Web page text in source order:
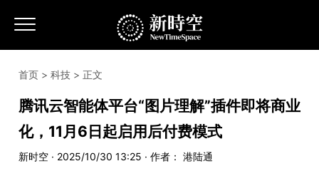
首页 > 科技 > 正文
腾讯云智能体平台“图片理解”插件即将商业
化，11月6日起启用后付费模式
新时空 · 2025/10/30 13:25 · 作者： 港陆通